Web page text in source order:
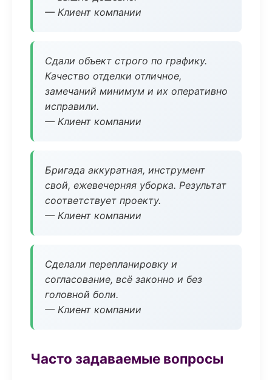
— Клиент компании
Сдали объект строго по графику.
Качество отделки отличное,
замечаний минимум и их оперативно
исправили.
— Клиент компании
Бригада аккуратная, инструмент
свой, ежевечерняя уборка. Результат
соответствует проекту.
— Клиент компании
Сделали перепланировку и
согласование, всё законно и без
головной боли.
— Клиент компании
Часто задаваемые вопросы